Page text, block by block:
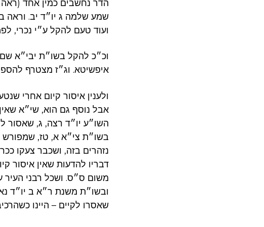
הדר נחשבים כמין אחד (ראה
שמע שלמה ג יו״ד יב. וראה
ועוד טעם להקל ע״י נכרי,
וכ״כ להקל בשו״ת יבי״א
איפשיטא. וג״ז מצטרף
ולענין איסור קיום אחרי
אבל נוסף גם הוא, שי״א
השו״ע יו״ד רצה, ג, שאסור
בשו״ת צי״א א, טז, שמפורש
נזהרים בזה, ושכבר צעקו
דבריו להדעות שאין איסור
משום ס״ס. ושכל רבני העיר
ובשו״ת משנת ר״א ב יו״ד
שאסרו לקיים – היינו